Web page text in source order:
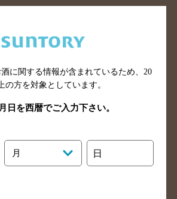
ー検索
青森県のバー検索
ー検索
山形県のバー検索
ー検索
ー検索
群馬県のバー検索
に関する情報が含まれているため、 20
の方を対象としています。
日を西暦でご入力下さい。
月 日